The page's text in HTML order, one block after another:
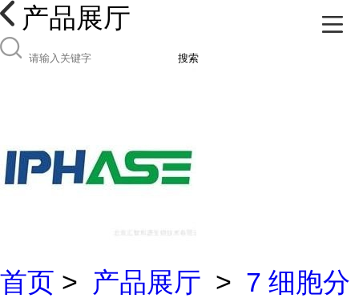
产品展厅
搜索
首页 > 产品展厅 > 7 细胞分